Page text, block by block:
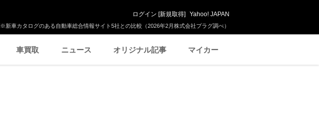
※新車カタログのある自動車総合情報サイト5社との比較（2026年2月株式会社プラグ調べ）
ログイン [新規取得] Yahoo! JAPAN
車買取 ニュース オリジナル記事 マイカー